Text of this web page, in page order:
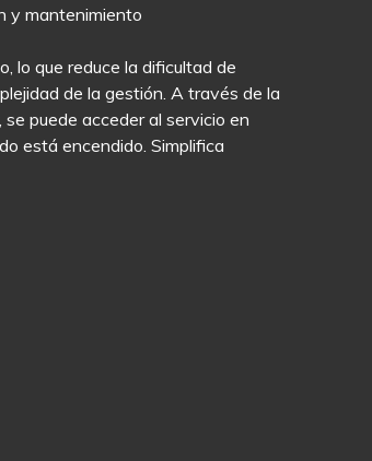
y mantenimiento
lo que reduce la dificultad de
de la gestión. A través de la
puede acceder al servicio en
está encendido. Simplifica